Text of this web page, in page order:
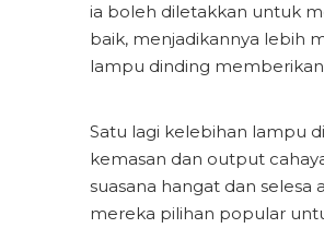
ia boleh diletakkan untuk
baik, menjadikannya lebih
lampu dinding
Satu lagi kelebihan lampu
kemasan dan output
suasana hangat dan
mereka pilihan popular